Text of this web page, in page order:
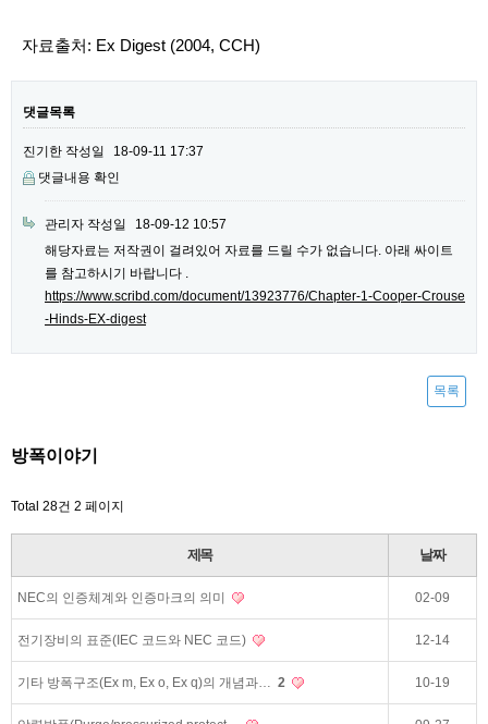
자료출처: Ex Digest (2004, CCH)
댓글목록
진기한 작성일
18-09-11 17:37
댓글내용 확인
관리자 작성일
18-09-12 10:57
해당자료는 저작권이 걸려있어 자료를 드릴 수가 없습니다. 아래 싸이트
를 참고하시기 바랍니다 .
https://www.scribd.com/document/13923776/Chapter-1-Cooper-Crouse
-Hinds-EX-digest
목록
방폭이야기
Total 28건 2 페이지
제목 날짜
NEC의 인증체계와 인증마크의 의미 02-09
전기장비의 표준(IEC 코드와 NEC 코드) 12-14
기타 방폭구조(Ex m, Ex o, Ex q)의 개념과… 2 10-19